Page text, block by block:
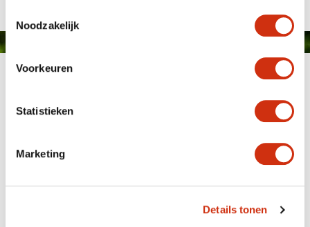
Noodzakelijk
Voorkeuren
Statistieken
Marketing
Details tonen